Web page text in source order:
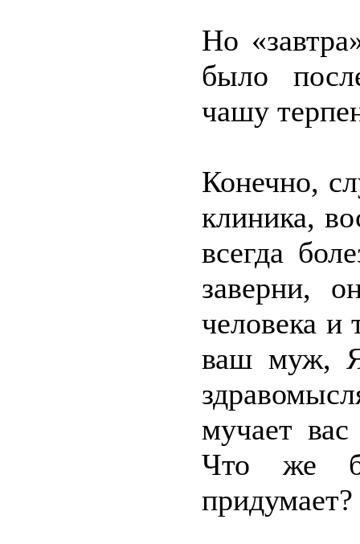
Но
было
чашу
Конечно,
клиника,
всегда
заверни,
человека и
ваш муж,
мучает
Что же
придумает?